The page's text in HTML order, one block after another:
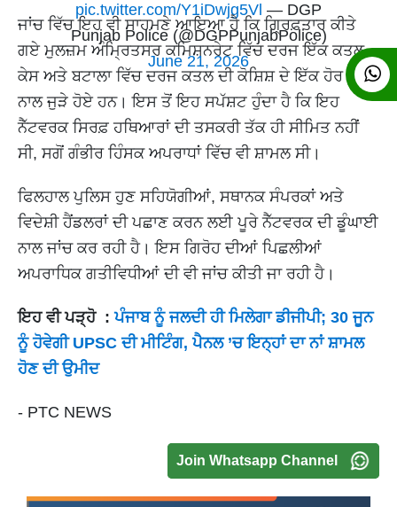
pic.twitter.com/Y1iDwjg5Vl — DGP
Punjab Police (@DGPPunjabPolice)
June 21, 2026
ਜਾਂਚ ਵਿੱਚ ਇਹ ਵੀ ਸਾਹਮਣੇ ਆਇਆ ਹੈ ਕਿ ਗ੍ਰਿਫ਼ਤਾਰ ਕੀਤੇ
ਗਏ ਮੁਲਜ਼ਮ ਅੰਮ੍ਰਿਤਸਰ ਕਮਿਸ਼ਨਰੇਟ ਵਿੱਚ ਦਰਜ ਇੱਕ ਕਤਲ
ਕੇਸ ਅਤੇ ਬਟਾਲਾ ਵਿੱਚ ਦਰਜ ਕਤਲ ਦੀ ਕੋਸ਼ਿਸ਼ ਦੇ ਇੱਕ ਹੋਰ ਕੇਸ
ਨਾਲ ਜੁੜੇ ਹੋਏ ਹਨ। ਇਸ ਤੋਂ ਇਹ ਸਪੱਸ਼ਟ ਹੁੰਦਾ ਹੈ ਕਿ ਇਹ
ਨੈੱਟਵਰਕ ਸਿਰਫ਼ ਹਥਿਆਰਾਂ ਦੀ ਤਸਕਰੀ ਤੱਕ ਹੀ ਸੀਮਿਤ ਨਹੀਂ
ਸੀ, ਸਗੋਂ ਗੰਭੀਰ ਹਿੰਸਕ ਅਪਰਾਧਾਂ ਵਿੱਚ ਵੀ ਸ਼ਾਮਲ ਸੀ।
ਫਿਲਹਾਲ ਪੁਲਿਸ ਹੁਣ ਸਹਿਯੋਗੀਆਂ, ਸਥਾਨਕ ਸੰਪਰਕਾਂ ਅਤੇ
ਵਿਦੇਸ਼ੀ ਹੈਂਡਲਰਾਂ ਦੀ ਪਛਾਣ ਕਰਨ ਲਈ ਪੂਰੇ ਨੈੱਟਵਰਕ ਦੀ ਡੂੰਘਾਈ
ਨਾਲ ਜਾਂਚ ਕਰ ਰਹੀ ਹੈ। ਇਸ ਗਿਰੋਹ ਦੀਆਂ ਪਿਛਲੀਆਂ
ਅਪਰਾਧਿਕ ਗਤੀਵਿਧੀਆਂ ਦੀ ਵੀ ਜਾਂਚ ਕੀਤੀ ਜਾ ਰਹੀ ਹੈ।
ਇਹ ਵੀ ਪੜ੍ਹੋ :ਪੰਜਾਬ ਨੂੰ ਜਲਦੀ ਹੀ ਮਿਲੇਗਾ ਡੀਜੀਪੀ; 30 ਜੂਨ
ਨੂੰ ਹੋਵੇਗੀ UPSC ਦੀ ਮੀਟਿੰਗ, ਪੈਨਲ ’ਚ ਇਨ੍ਹਾਂ ਦਾ ਨਾਂ ਸ਼ਾਮਲ
ਹੋਣ ਦੀ ਉਮੀਦ
- PTC NEWS
Join Whatsapp Channel